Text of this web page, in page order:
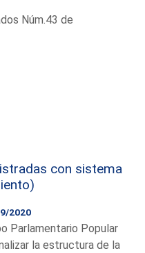
Núm.43 de
con sistema
2020
Parlamentario Popular
la estructura de la